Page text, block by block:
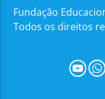
Fundação
Todos os direitos